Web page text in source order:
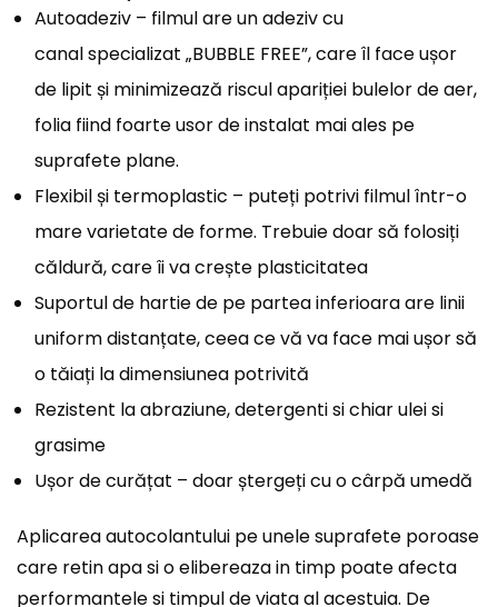
Autoadeziv – filmul are un adeziv cu
canal specializat „BUBBLE FREE”, care îl face ușor
de lipit și minimizează riscul apariției bulelor de aer,
folia fiind foarte usor de instalat mai ales pe
suprafete plane.
Flexibil și termoplastic – puteți potrivi filmul într-o
mare varietate de forme. Trebuie doar să folosiți
căldură, care îi va crește plasticitatea
Suportul de hartie de pe partea inferioara are linii
uniform distanțate, ceea ce vă va face mai ușor să
o tăiați la dimensiunea potrivită
Rezistent la abraziune, detergenti si chiar ulei si
grasime
Ușor de curățat – doar ștergeți cu o cârpă umedă
Aplicarea autocolantului pe unele suprafete poroase
care retin apa si o elibereaza in timp poate afecta
performantele si timpul de viata al acestuia. De